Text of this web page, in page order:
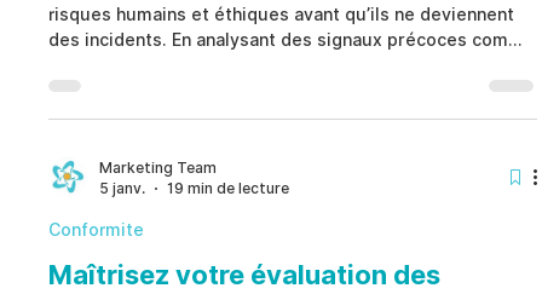
risques humains et éthiques avant qu’ils ne deviennent
des incidents. En analysant des signaux précoces comme
l’intelligence du risque d’intégrité aide les dirigeants à
agir tôt et de manière responsable.
Marketing Team
5 janv.
19 min de lecture
Conformite
Maîtrisez votre évaluation des